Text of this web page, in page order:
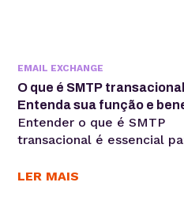
EMAIL EXCHANGE
O que é SMTP
Entenda sua função e
Entender o que é SMTP
transacional é essencial
estratégias de email
LER MAIS